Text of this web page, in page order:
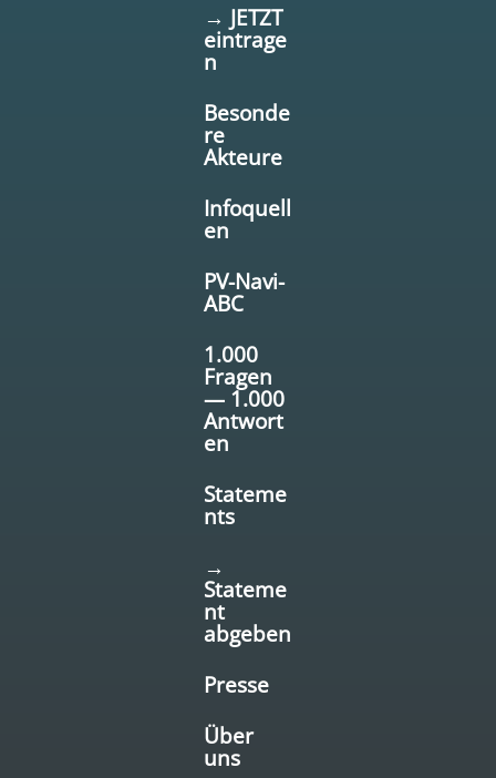
→ JETZT
eintrage
n
Besonde
re
Akteure
Infoquell
en
PV-Navi-
ABC
1.000
Fragen
— 1.000
Antwort
en
Stateme
nts
→
Stateme
nt
abgeben
Presse
Über
uns